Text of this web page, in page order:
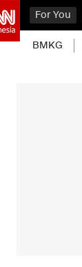
For You
BMKG